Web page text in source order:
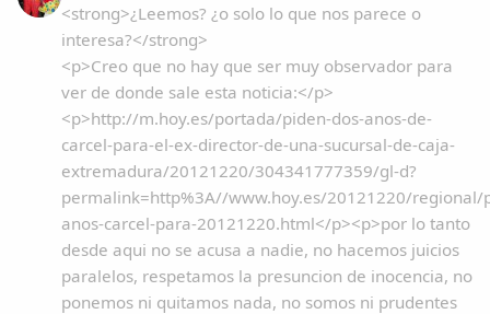
<strong>¿Leemos? ¿o solo lo que nos parece o
interesa?</strong>
<p>Creo que no hay que ser muy observador para
ver de donde sale esta noticia:</p>
<p>http://m.hoy.es/portada/piden-dos-anos-de-
carcel-para-el-ex-director-de-una-sucursal-de-caja-
extremadura/20121220/304341777359/gl-d?
permalink=http%3A//www.hoy.es/20121220/regional/
anos-carcel-para-20121220.html</p><p>por lo tanto
desde aqui no se acusa a nadie, no hacemos juicios
paralelos, respetamos la presuncion de inocencia, no
ponemos ni quitamos nada, no somos ni prudentes